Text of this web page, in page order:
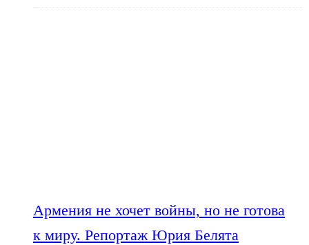
Армения не хочет войны, но не готова
к миру. Репортаж Юрия Белята